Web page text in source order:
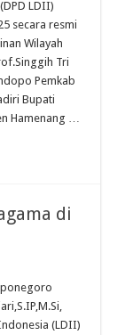
LDII)
secara resmi
Wilayah
Tri
Pemkab
Bupati
Hamenang …
di
(LDII)